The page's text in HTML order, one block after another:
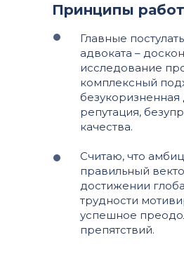
Главные
адвоката –
исследование
комплексный
безукоризненная
репутация,
качества.
Считаю, что
правильный
достижении
трудности
успешное
препятствий.
Принципы